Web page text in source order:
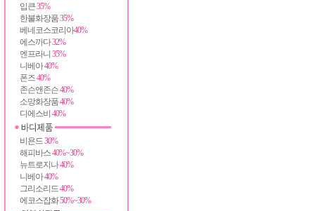
입큰35%
한불화장품35%
베네코스코리아40%
에스까다32%
엔프라니 35%
니베아40%
폰즈40%
존슨앤존슨40%
소망화장품40%
디에스비 40%
비욘드30%
해피바스40%~30%
뉴트로지나40%
니베아40%
그리소리드40%
에코스잡화50%~30%